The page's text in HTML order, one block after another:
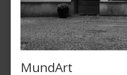
MundArt